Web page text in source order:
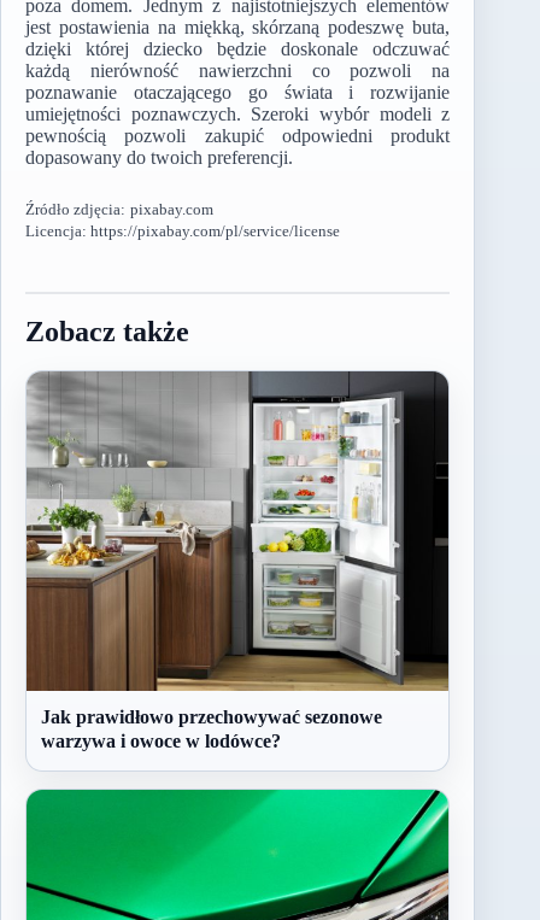
poza domem. Jednym z najistotniejszych elementów
jest postawienia na miękką, skórzaną podeszwę buta,
dzięki której dziecko będzie doskonale odczuwać
każdą nierówność nawierzchni co pozwoli na
poznawanie otaczającego go świata i rozwijanie
umiejętności poznawczych. Szeroki wybór modeli z
pewnością pozwoli zakupić odpowiedni produkt
dopasowany do twoich preferencji.
Źródło zdjęcia: pixabay.com
Licencja: https://pixabay.com/pl/service/license
Zobacz także
Jak prawidłowo przechowywać sezonowe
warzywa i owoce w lodówce?